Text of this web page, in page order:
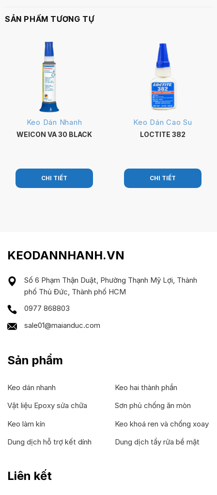
SẢN PHẨM TƯƠNG TỰ
Keo Dán Nhanh
WEICON VA 30 BLACK
CHI TIẾT
Keo Dán Cao Su
LOCTITE 382
CHI TIẾT
KEODANNHANH.VN
Số 6 Phạm Thận Duật, Phường Thạnh Mỹ Lợi, Thành
phố Thủ Đức, Thành phố HCM
0977 868803
sale01@maianduc.com
Sản phẩm
Keo dán nhanh
Keo hai thành phần
Vật liệu Epoxy sửa chữa
Sơn phủ chống ăn mòn
Keo làm kín
Keo khoá ren và chống xoay
Dung dịch hỗ trợ kết dính
Dung dịch tẩy rửa bề mặt
Liên kết